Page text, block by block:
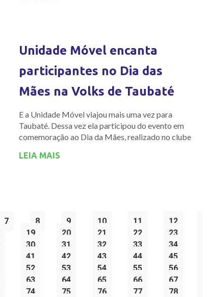
Unidade Móvel encanta
participantes no Dia das
Mães na Volks de Taubaté
E a Unidade Móvel viajou mais uma vez para
Taubaté. Dessa vez ela participou do evento em
comemoração ao Dia da Mães, realizado no clube
LEIA MAIS
7 8 9 10 11
12
19 20 21 22
23
30 31 32 33
34
41 42 43 44
45
52 53 54 55
56
63 64 65 66
67
74 75 76 77
78